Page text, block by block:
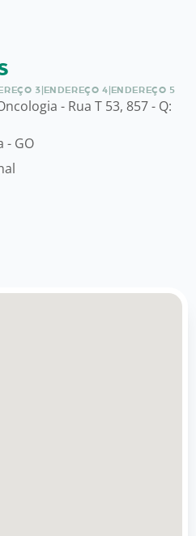
3 ENDEREÇO 4 ENDEREÇO 5
- Rua T 53, 857 - Q:
- GO